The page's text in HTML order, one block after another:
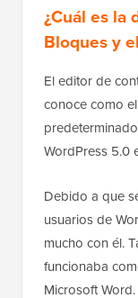
¿Cuál es la
Bloques y
El editor de
conoce como el
WordPress 5.0
Debido a que
usuarios de
mucho con él.
funcionaba
Microsoft Word.